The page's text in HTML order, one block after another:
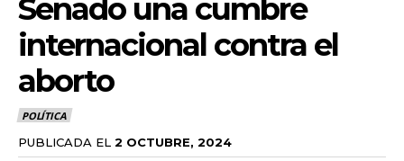
Senado una cumbre
internacional contra el
aborto
POLÍTICA
PUBLICADA EL 2 OCTUBRE, 2024